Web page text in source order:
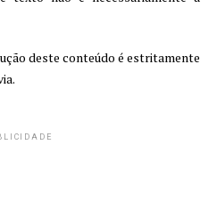
deste conteúdo é estritamente